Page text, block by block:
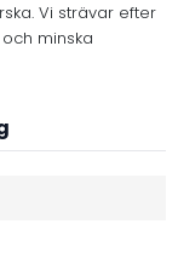
Vi strävar efter
minska